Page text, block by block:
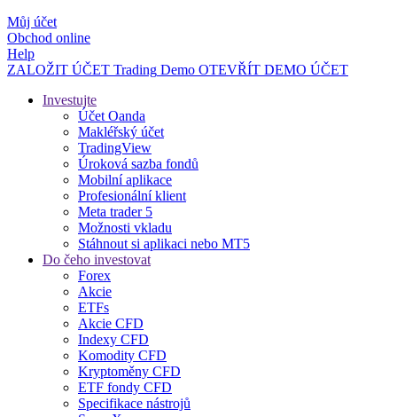
Můj účet
Obchod online
Help
ZALOŽIT ÚČET Trading Demo OTEVŘÍT DEMO ÚČET
Investujte
Účet Oanda
Makléřský účet
TradingView
Úroková sazba fondů
Mobilní aplikace
Profesionální klient
Meta trader 5
Možnosti vkladu
Stáhnout si aplikaci nebo MT5
Do čeho investovat
Forex
Akcie
ETFs
Akcie CFD
Indexy CFD
Komodity CFD
Kryptoměny CFD
ETF fondy CFD
Specifikace nástrojů